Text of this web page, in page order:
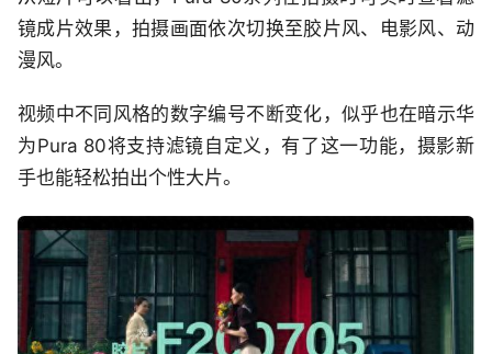
镜成片效果，拍摄画面依次切换至胶片风、电影风、动
漫风。
视频中不同风格的数字编号不断变化，似乎也在暗示华
为Pura 80将支持滤镜自定义，有了这一功能，摄影新
手也能轻松拍出个性大片。